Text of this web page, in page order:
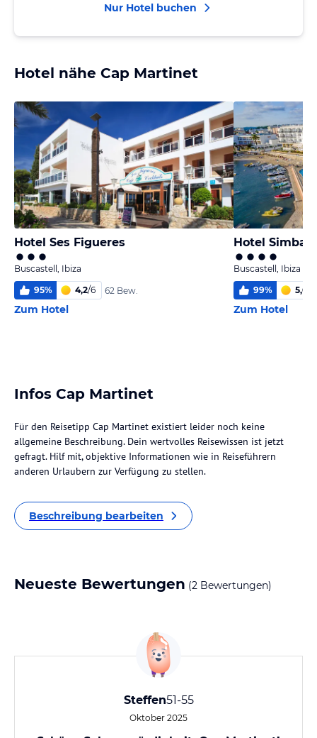
Nur Hotel buchen
Hotel nähe Cap Martinet
Hotel Ses Figueres
Buscastell, Ibiza
95% 4,2/6 62 Bew.
Zum Hotel
Hotel Simbad
Buscastell, Ibiza
99% 5,6
Zum Hotel
Infos Cap Martinet
Für den Reisetipp Cap Martinet existiert leider noch keine
allgemeine Beschreibung. Dein wertvolles Reisewissen ist jetzt
gefragt. Hilf mit, objektive Informationen wie in Reiseführern
anderen Urlaubern zur Verfügung zu stellen.
Beschreibung bearbeiten
Neueste Bewertungen (2 Bewertungen)
Steffen51-55
Oktober 2025